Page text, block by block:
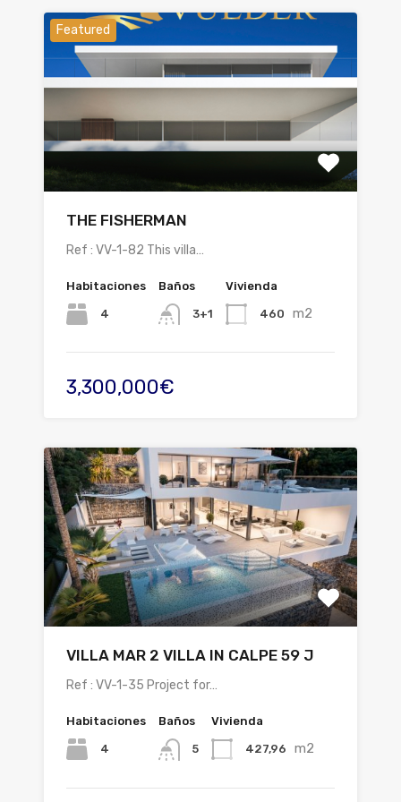
Featured
THE FISHERMAN
Ref : VV-1-82 This villa…
Habitaciones
4
Baños
3+1
Vivienda
460 m2
3,300,000€
VILLA MAR 2 VILLA IN CALPE 59 J
Ref : VV-1-35 Project for…
Habitaciones
4
Baños
5
Vivienda
427,96 m2